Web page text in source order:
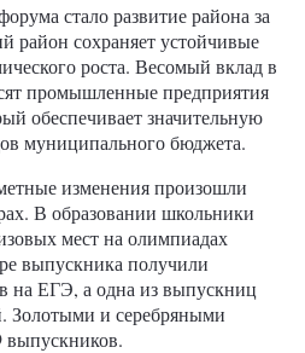
стало развитие района за
район сохраняет устойчивые
роста. Весомый вклад в
промышленные предприятия
обеспечивает значительную
муниципального бюджета.
изменения произошли
В образовании школьники
мест на олимпиадах
выпускника получили
на ЕГЭ, а одна из выпускниц
Золотыми и серебряными
выпускников.